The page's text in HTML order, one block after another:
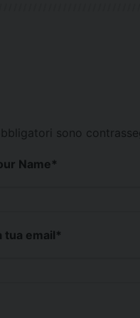
sono
Name*
tua email*